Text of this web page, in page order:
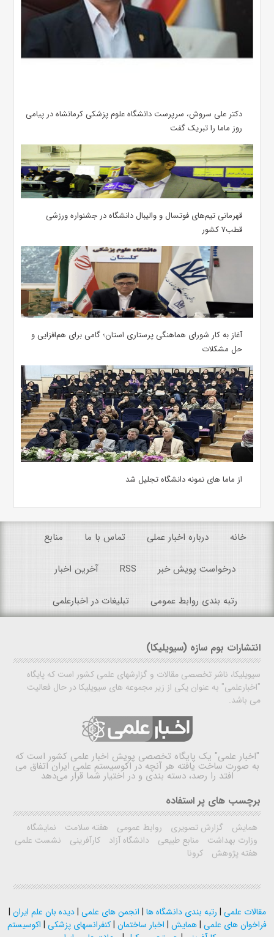
دکتر علی سروش، سرپرست دانشگاه علوم پزشکی کرمانشاه در پیامی
روز ماما را تبریک گفت
قهرمانی تیم‌های فوتسال و والیبال دانشگاه در جشنواره ورزشی
قطب۷ کشور
آغاز به کار شورای هماهنگی پرستاری استان؛ گامی برای هم‌افزایی و
حل مشکلات
از ماما های نمونه دانشگاه تجلیل شد
خانه درباره اخبار عملی تماس با ما منابع
درخواست پویش خبر RSS آخرین اخبار
رتبه بندی روابط عمومی تبلیغات در اخبارعلمی
انتشارات بوم سازه (سیویلیکا)
سیویلیکا، ناشر تخصصی مقالات و گزارشهای علمی کشور است که پایگاه
"اخبارعلمی" به عنوان یکی از زیر مجموعه های سیویلیکا در حال فعالیت
می باشد.
"اخبار علمی" یک پایگاه تخصصی پویش اخبار علمی کشور است که
به صورت ساخت یافته هر آنچه در اکوسیستم علمی ایران اتفاق می
افتد را رصد، دسته بندی و در اختیار شما قرار می‌دهد
برچسب های پر استفاده
همایش گزارش تصویری روابط عمومی هفته سلامت
نمایشگاه
وزارت بهداشت
منابع طبیعی دانشگاه آزاد کارآفرینی
نشست علمی
هفته پژوهش
کرونا
مقالات علمی | رتبه بندی دانشگاه ها | انجمن های علمی |دیده بان علم ایران |
فراخوان های علمی |همایش | اخبار ساختمان |کنفرانسهای پزشکی | اکوسیستم